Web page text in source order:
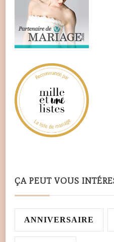
ÇA PEUT VOUS
ANNIVERSAIRE